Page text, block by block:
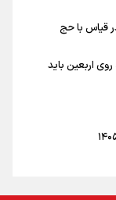
شهید که با خون
زیارتی
قیاس با حج
از سفر پیاده روی اربعین باید